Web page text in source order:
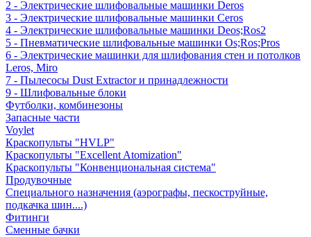
2 - Электрические шлифовальные машинки Deros
3 - Электрические шлифовальные машинки Ceros
4 - Электрические шлифовальные машинки Deos;Ros2
5 - Пневматические шлифовальные машинки Os;Ros;Pros
6 - Электрические машинки для шлифования стен и потолков
Leros, Miro
7 - Пылесосы Dust Extractor и принадлежности
9 - Шлифовальные блоки
Футболки, комбинезоны
Запасные части
Voylet
Краскопульты "HVLP"
Краскопульты "Excellent Atomization"
Краскопульты "Конвенциональная система"
Продувочные
Специального назначения (аэрографы, пескоструйные,
подкачка шин....)
Фитинги
Сменные бачки